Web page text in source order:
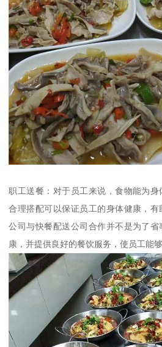
职工送餐：对于员工来说，食物能为
合理搭配可以保证员工的身体健康，有
公司与快餐配送公司合作并不是为了
康，并提供良好的餐饮服务，使员工能